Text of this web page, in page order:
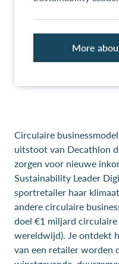
Circulaire
uitstoot van Decathlon
zorgen voor nieuwe
Sustainability Leader
sportretailer haar
andere circulaire
doel €1 miljard
wereldwijd). Je ontdekt
van een retailer worden